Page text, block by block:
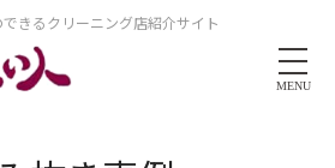
きるクリーニング店紹介サイト
MENU